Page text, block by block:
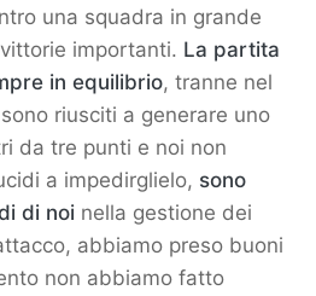
una squadra in grande
importanti. La partita
in equilibrio, tranne nel
riusciti a generare uno
da tre punti e noi non
a impedirglielo, sono
di noi nella gestione dei
abbiamo preso buoni
non abbiamo fatto